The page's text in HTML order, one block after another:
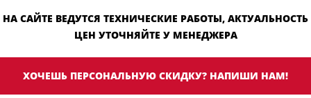
НА САЙТЕ ВЕДУТСЯ ТЕХНИЧЕСКИЕ РАБОТЫ, АКТУАЛЬНОСТЬ
ЦЕН УТОЧНЯЙТЕ У МЕНЕДЖЕРА
ХОЧЕШЬ ПЕРСОНАЛЬНУЮ СКИДКУ? НАПИШИ НАМ!